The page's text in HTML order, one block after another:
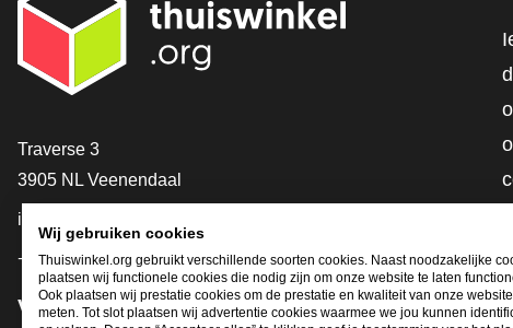
Contact
Traverse 3
3905 NL Veenendaal
info@thuiswinkel.org
+31 (0)318 64 85 75
Volg je ons al?
Wij gebruiken cookies
Thuiswinkel.org gebruikt verschillende soorten cookies. Naast noodzakelijke
plaatsen wij functionele cookies die nodig zijn om onze website te laten
Ook plaatsen wij prestatie cookies om de prestatie en kwaliteit van onze
meten. Tot slot plaatsen wij advertentie cookies waarmee we jou kunnen